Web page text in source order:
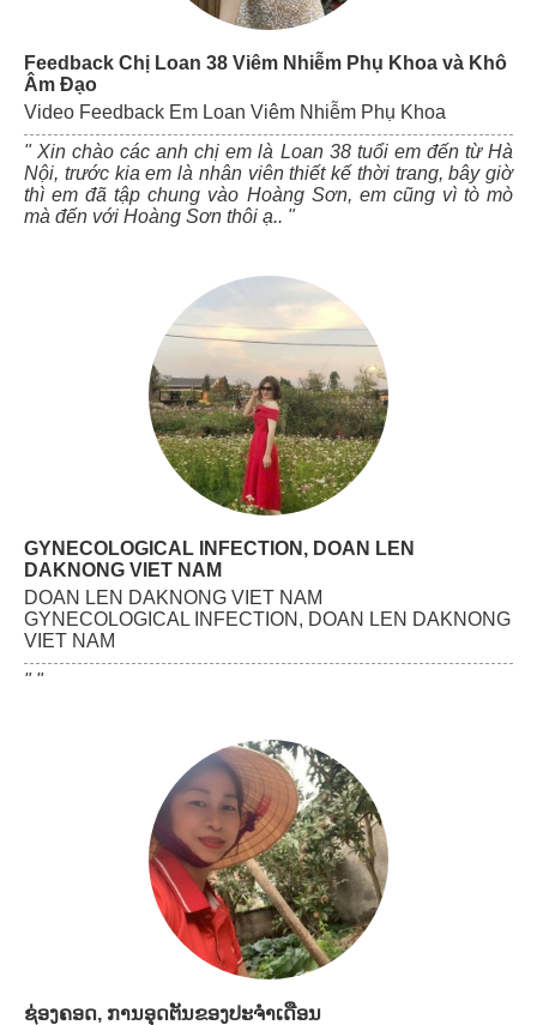
Feedback Chị Loan 38 Viêm Nhiễm Phụ Khoa và Khô
Âm Đạo
Video Feedback Em Loan Viêm Nhiễm Phụ Khoa
" Xin chào các anh chị em là Loan 38 tuổi em đến từ Hà
Nội, trước kia em là nhân viên thiết kế thời trang, bây giờ
thì em đã tập chung vào Hoàng Sơn, em cũng vì tò mò
mà đến với Hoàng Sơn thôi ạ.. "
GYNECOLOGICAL INFECTION, DOAN LEN
DAKNONG VIET NAM
DOAN LEN DAKNONG VIET NAM
GYNECOLOGICAL INFECTION, DOAN LEN DAKNONG
VIET NAM
" "
ຊ່ອງຄອດ, ການອຸດຕັນຂອງປະຈໍາເດືອນ